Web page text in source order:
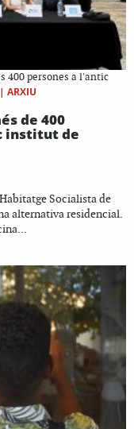
400 persones a l'antic
| ARXIU
de 400
institut de
Socialista de
alternativa residencial.